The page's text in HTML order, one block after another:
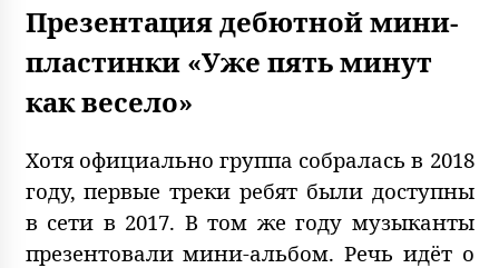
Презентация дебютной мини-
пластинки «Уже пять минут
как весело»
Хотя официально группа собралась в 2018
году, первые треки ребят были доступны
в сети в 2017. В том же году музыканты
презентовали мини-альбом. Речь идёт о